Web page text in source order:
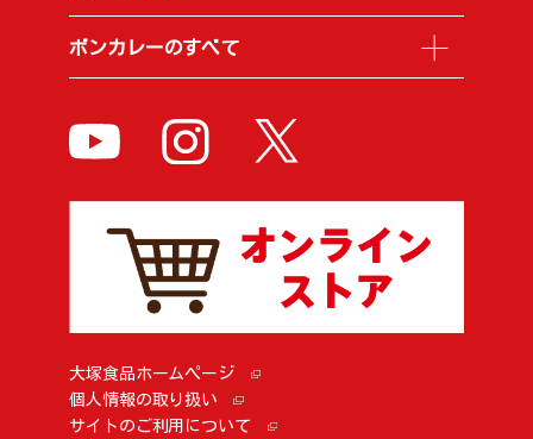
ボンカレーのすべて
大塚食品ホームページ
個人情報の取り扱い
サイトのご利用について